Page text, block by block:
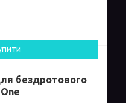
бездротового